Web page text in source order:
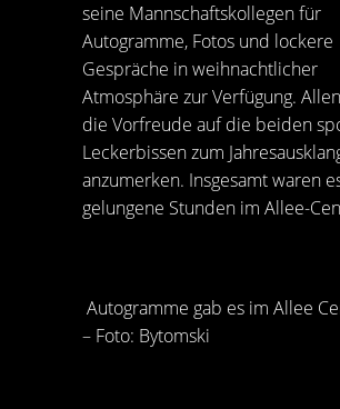
seine Mannschaftskollegen für
Autogramme, Fotos und lockere
Gespräche in weihnachtlicher
Atmosphäre zur Verfügung.
die Vorfreude auf die beiden
Leckerbissen zum
anzumerken. Insgesamt waren
gelungene Stunden im Allee-
Autogramme gab es im Allee
– Foto: Bytomski